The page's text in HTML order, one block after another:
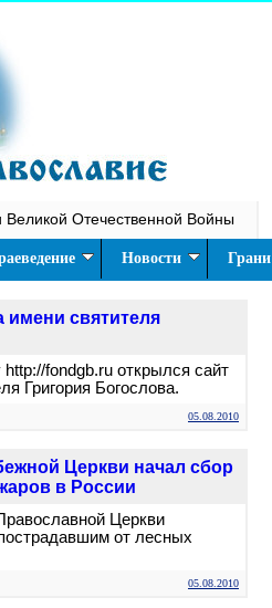
Великой Отечественной Войны
Новости Грани
имени святителя
fondgb.ru открылся сайт
Григория Богослова.
05.08.2010
Церкви начал сбор
в России
Церкви
от лесных
05.08.2010